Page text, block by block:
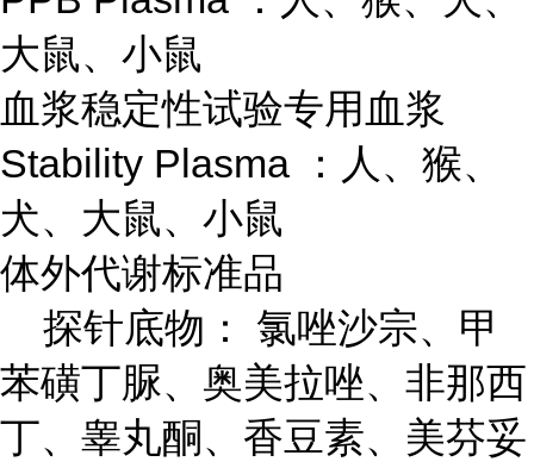
大鼠、小鼠
血浆稳定性试验专用血浆
Stability Plasma ：人、猴、
犬、大鼠、小鼠
体外代谢标准品
探针底物： 氯唑沙宗、甲
苯磺丁脲、奥美拉唑、非那西
丁、睾丸酮、香豆素、美芬妥